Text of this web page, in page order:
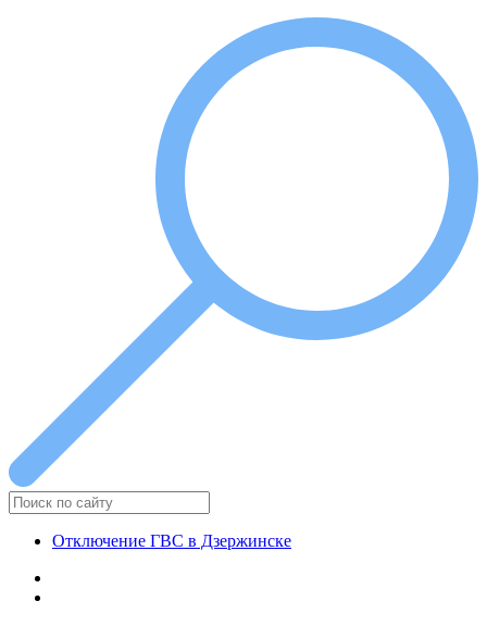
Отключение ГВС в Дзержинске